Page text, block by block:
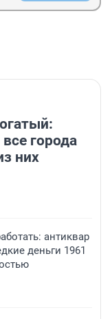
города
них
антиквар
деньги 1961